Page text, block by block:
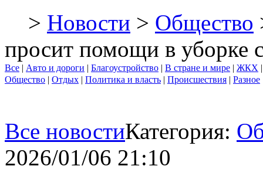
> Новости > Общество
просит помощи в уборке
Все | Авто и дороги | Благоустройство | В стране и мире | ЖКХ
Общество | Отдых | Политика и власть | Происшествия | Разное
Все новостиКатегория:
2026/01/06 21:10